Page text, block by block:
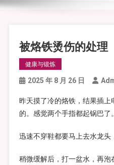
被烙铁烫伤的处理
健康与锻炼
2025 年 8 月 26 日
昨天摸了冷的烙铁，结果插
的。感觉两个手指都起锅巴了。
迅速不穿鞋都要马上去水龙头
稍微缓解后，打一盆水，再